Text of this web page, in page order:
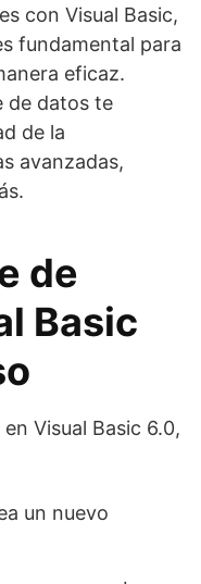
con Visual Basic,
fundamental para
eficaz.
de datos te
de la
avanzadas,
de
Basic
Visual Basic 6.0,
un nuevo